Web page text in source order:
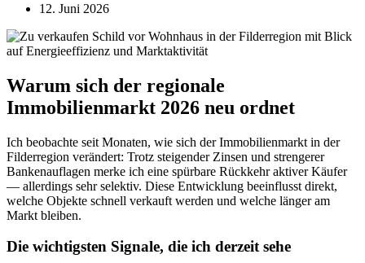
12. Juni 2026
Warum sich der regionale
Immobilienmarkt 2026 neu ordnet
Ich beobachte seit Monaten, wie sich der Immobilienmarkt in der
Filderregion verändert: Trotz steigender Zinsen und strengerer
Bankenauflagen merke ich eine spürbare Rückkehr aktiver Käufer
— allerdings sehr selektiv. Diese Entwicklung beeinflusst direkt,
welche Objekte schnell verkauft werden und welche länger am
Markt bleiben.
Die wichtigsten Signale, die ich derzeit sehe